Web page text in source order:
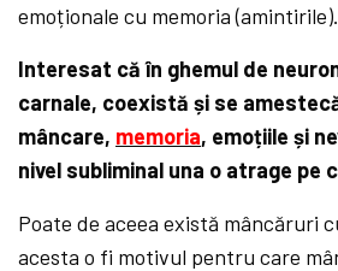
emoționale cu memoria (amintirile).
Interesat că în ghemul de
carnale, coexistă și se
mâncare, memoria, emoțiile și
nivel subliminal una o atrage pe
Poate de aceea există mâncăruri
acesta o fi motivul pentru care